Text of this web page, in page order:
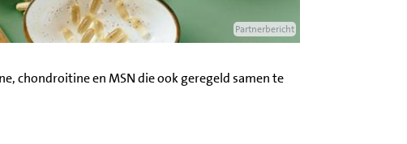
Partnerbericht
chondroitine en MSN die ook geregeld samen te